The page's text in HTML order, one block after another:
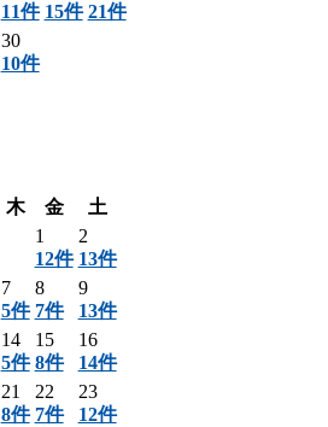
11件 15件 21件
30
10件
木 金
土
1
12件
2
13件
7
5件
8
7件
9
13件
14
5件
15
8件
16
14件
21
8件
22
7件
23
12件